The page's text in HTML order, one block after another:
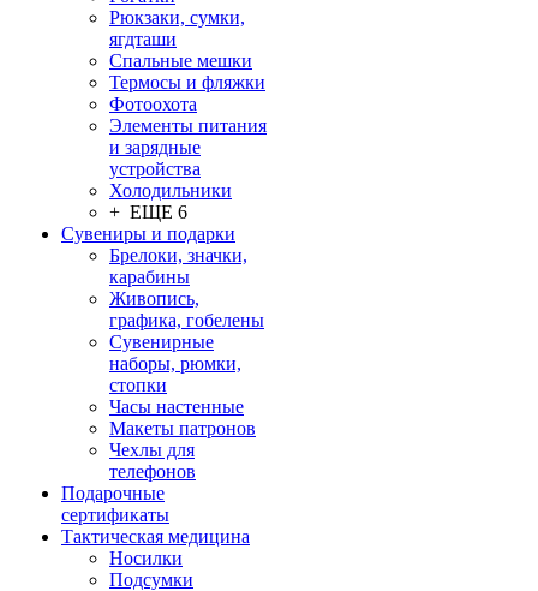
Рюкзаки, сумки,
ягдташи
Спальные мешки
Термосы и фляжки
Фотоохота
Элементы питания
и зарядные
устройства
Холодильники
+ ЕЩЕ 6
Сувениры и подарки
Брелоки, значки,
карабины
Живопись,
графика, гобелены
Сувенирные
наборы, рюмки,
стопки
Часы настенные
Макеты патронов
Чехлы для
телефонов
Подарочные
сертификаты
Тактическая медицина
Носилки
Подсумки